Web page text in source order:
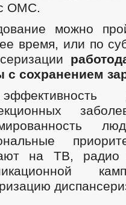
ОМС.
можно
время, или по
с сохранением
на ТВ,